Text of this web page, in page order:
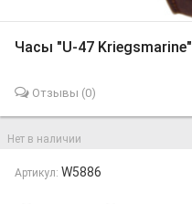
Часы "U-47 Kriegsmarine"
Отзывы (0)
Нет в наличии
Артикул: W5886